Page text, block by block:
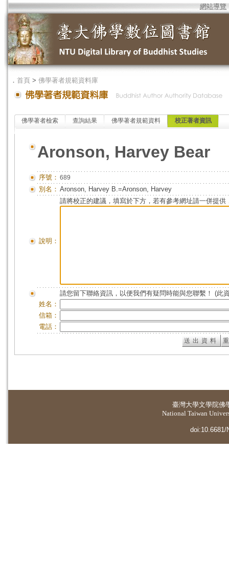
網站導覽
． 首頁 > 佛學著者規範資料庫
佛學著者檢索 查詢結果 佛學著者規範資料 校正著者資訊
Aronson, Harvey Bear
序號： 689
別名： Aronson, Harvey B.=Aronson, Harvey
說明：
請將校正的建議，填寫於下方，若有參考網址請一併提供
請您留下聯絡資訊，以便我們有疑問時能與您聯繫！ (此
姓名：
信箱：
電話：
臺灣大學文學院佛
National Taiwan
doi:10.6681/